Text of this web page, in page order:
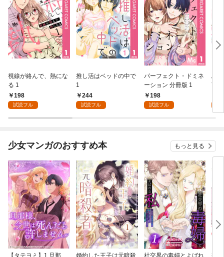
視線が絡んで、熱にな
る 1
198
試読フル
推し活はベッドの中で
1
244
試読フル
パーフェクト・ドミネ
ーション 分冊版 1
198
試読フル
ふ
言
少女マンガのおすすめ本 もっと見る
【タテヨミ】1.旦那
婚約した王子は元暗殺
社交界の毒婦とよばれ
視